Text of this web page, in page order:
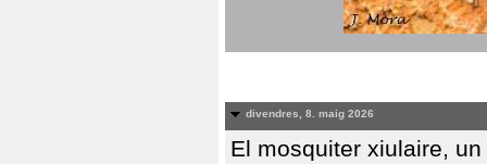
divendres, 8. maig 2026
El mosquiter xiulaire,